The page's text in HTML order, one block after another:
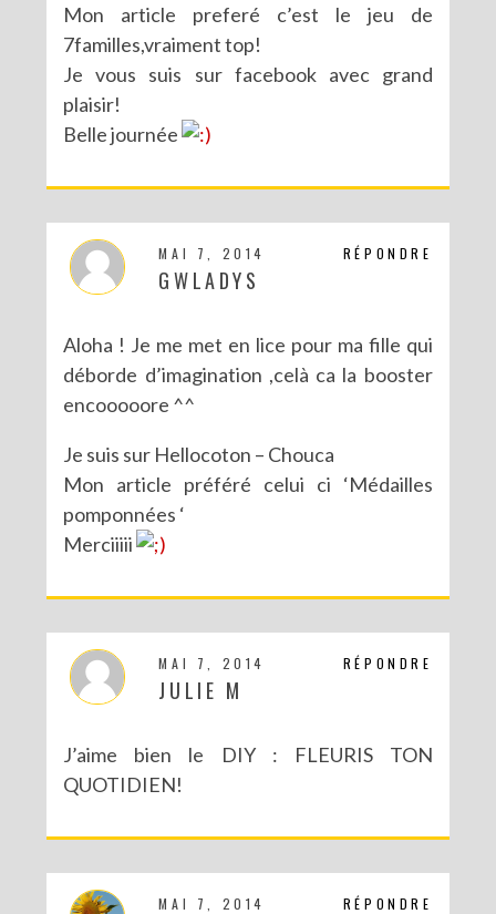
Mon article preferé c’est le jeu de
7familles,vraiment top!
Je vous suis sur facebook avec grand
plaisir!
Belle journée
RÉPONDRE
MAI 7, 2014
GWLADYS
Aloha ! Je me met en lice pour ma fille qui
déborde d’imagination ,celà ca la booster
encooooore ^^
Je suis sur Hellocoton – Chouca
Mon article préféré celui ci ‘Médailles
pomponnées ‘
Merciiiii
RÉPONDRE
MAI 7, 2014
JULIE M
J’aime bien le DIY : FLEURIS TON
QUOTIDIEN!
RÉPONDRE
MAI 7, 2014